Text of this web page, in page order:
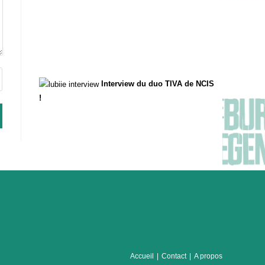
Interview du duo TIVA de NCIS
!
Accueil Contact A propos